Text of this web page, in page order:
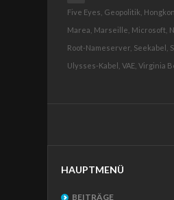
Five Eyes, Geopolitik,
Marea, Marseille, Microsoft,
Root-Nameserver, Seekabel,
Ulysses-Kabel, VAE, Virginia
HAUPTMENÜ
BEITRÄGE